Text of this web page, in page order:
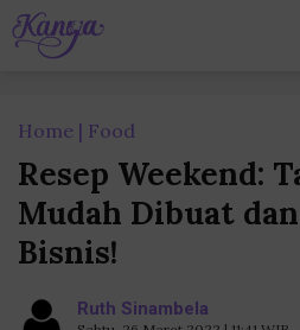
Home Food
Resep Weekend:
Mudah Dibuat
Bisnis!
Ruth Sinambela